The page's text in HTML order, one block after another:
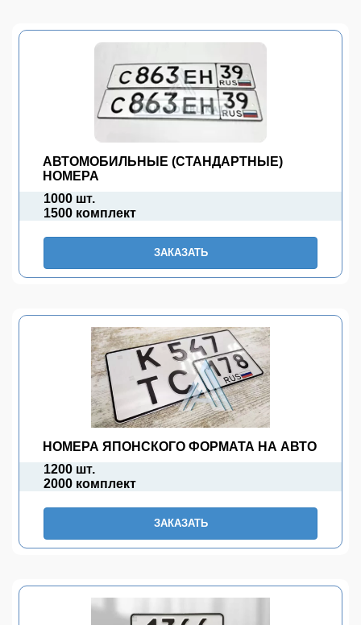
АВТОМОБИЛЬНЫЕ (СТАНДАРТНЫЕ)
НОМЕРА
1000 шт.
1500 комплект
ЗАКАЗАТЬ
НОМЕРА ЯПОНСКОГО ФОРМАТА НА АВТО
1200 шт.
2000 комплект
ЗАКАЗАТЬ